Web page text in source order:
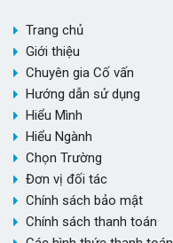
Trang chủ
Giới thiệu
Chuyên gia Cố vấn
Hướng dẫn sử dụng
Hiểu Mình
Hiểu Ngành
Chọn Trường
Đơn vị đối tác
Chính sách bảo mật
Chính sách thanh toán